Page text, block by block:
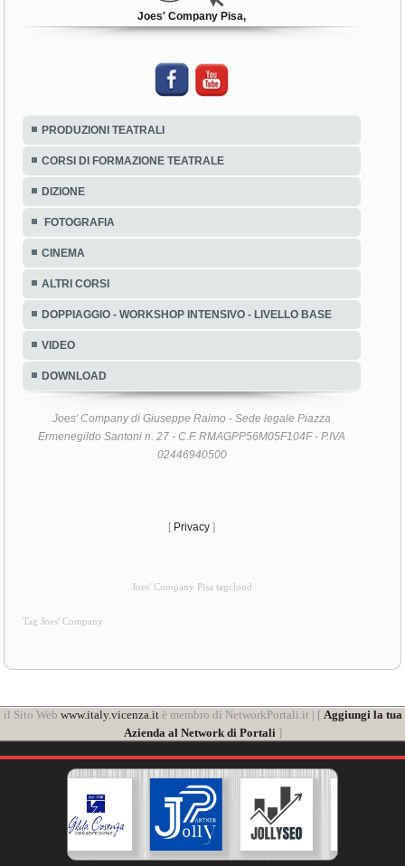
Joes' Company Pisa,
PRODUZIONI TEATRALI
CORSI DI FORMAZIONE TEATRALE
DIZIONE
FOTOGRAFIA
CINEMA
ALTRI CORSI
DOPPIAGGIO - WORKSHOP INTENSIVO - LIVELLO BASE
VIDEO
DOWNLOAD
Joes' Company di Giuseppe Raimo - Sede legale Piazza
Ermenegildo Santoni n. 27 - C.F. RMAGPP56M05F104F - P.IVA
02446940500
[ Privacy ]
Joes' Company Pisa tagcloud
Tag Joes' Company
il Sito Web www.italy.vicenza.itè membro di NetworkPortali.it | [ Aggiungi la tua
Azienda al Network di Portali]